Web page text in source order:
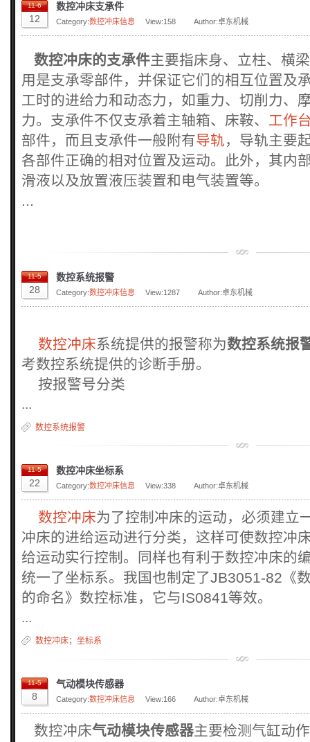
11-6
12
数控冲床支承件
Category:数控冲床信息 View:158 Author:卓东机械
数控冲床的支承件主要指床身、立柱、横
用是支承零部件，并保证它们的相互位置及
工时的进给力和动态力，如重力、切削力、
力。支承件不仅支承着主轴箱、床鞍、 工作
部件，而且支承件一般附有导轨，导轨主要
各部件正确的相对位置及运动。此外，其内
滑液以及放置液压装置和电气装置等。
...
11-5
28
数控系统报警
Category:数控冲床信息 View:1287 Author:卓东机械
数控冲床系统提供的报警称为数控系统报
考数控系统提供的诊断手册。
按报警号分类
...
数控系统报警
11-5
22
数控冲床坐标系
Category:数控冲床信息 View:338 Author:卓东机械
数控冲床为了控制冲床的运动，必须建立
冲床的进给运动进行分类，这样可使数控冲
给运动实行控制。同样也有利于数控冲床的
统一了坐标系。我国也制定了JB3051-82《
的命名》数控标准，它与IS0841等效。
...
数控冲床；坐标系
11-5
8
气动模块传感器
Category:数控冲床信息 View:166 Author:卓东机械
数控冲床气动模块传感器主要检测气缸动